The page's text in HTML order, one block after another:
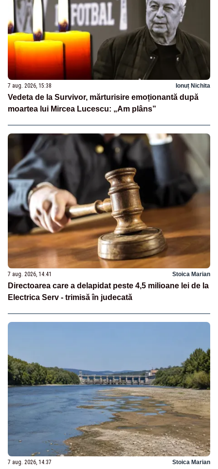
7 aug. 2026, 15:38 Ionuț Nichita
Vedeta de la Survivor, mărturisire emoționantă după
moartea lui Mircea Lucescu: „Am plâns”
7 aug. 2026, 14:41 Stoica Marian
Directoarea care a delapidat peste 4,5 milioane lei de la
Electrica Serv - trimisă în judecată
7 aug. 2026, 14:37 Stoica Marian